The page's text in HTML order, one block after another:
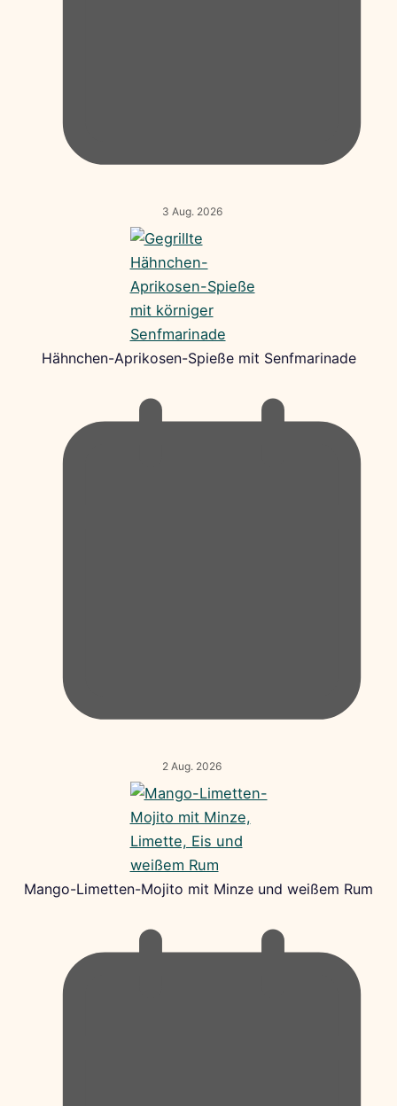
3 Aug. 2026
Hähnchen-Aprikosen-Spieße mit Senfmarinade
2 Aug. 2026
Mango-Limetten-Mojito mit Minze und weißem Rum